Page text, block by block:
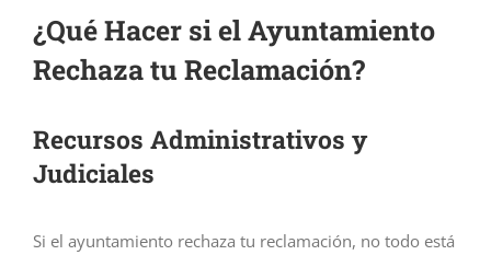
¿Qué Hacer si el Ayuntamiento
Rechaza tu Reclamación?
Recursos Administrativos y
Judiciales
Si el ayuntamiento rechaza tu reclamación, no todo está